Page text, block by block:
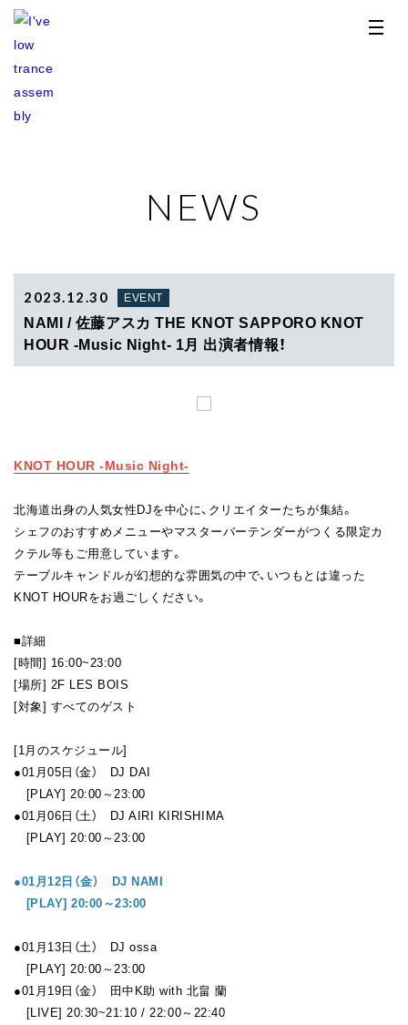
TOP
PROFILE
NEWS
2023.12.30 EVENT
NAMI / 佐藤アスカ THE KNOT SAPPORO KNOT
HOUR -Music Night- 1月 出演者情報！
KNOT HOUR -Music Night-
北海道出身の人気女性DJを中心に、クリエイターたちが集結。
シェフのおすすめメニューやマスターバーテンダーがつくる限定カ
クテル等もご用意しています。
テーブルキャンドルが幻想的な雰囲気の中で、いつもとは違った
KNOT HOURをお過ごしください。
■詳細
[時間] 16:00~23:00
[場所] 2F LES BOIS
[対象] すべてのゲスト
[1月のスケジュール]
●01月05日（金） DJ DAI
[PLAY] 20:00～23:00
●01月06日（土） DJ AIRI KIRISHIMA
[PLAY] 20:00～23:00
●01月12日（金） DJ NAMI
[PLAY] 20:00～23:00
●01月13日（土） DJ ossa
[PLAY] 20:00～23:00
●01月19日（金） 田中K助 with 北畠 蘭
[LIVE] 20:30~21:10 / 22:00～22:40